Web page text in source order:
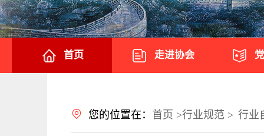
首页 走进协会
您的位置在： 首页 >行业规范 > 行业